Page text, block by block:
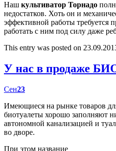
Наш культиватор Торнадо
недостатков. Хоть он и
эффективной работы
работать с ним под силу даже
This entry was posted on
У нас в продаже
Сен23
Имеющиеся на рынке товаров
биотуалеты хорошо заполняют
автономной канализацией и
во дворе.
При этом название